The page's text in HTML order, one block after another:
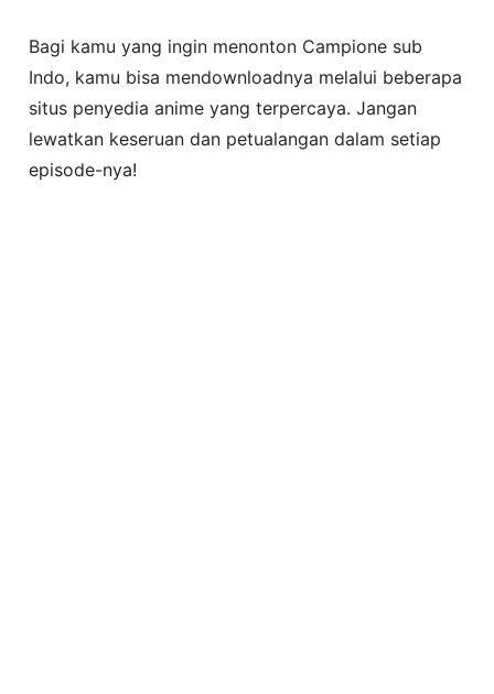
Bagi kamu yang ingin menonton Campione sub
Indo, kamu bisa mendownloadnya melalui beberapa
situs penyedia anime yang terpercaya. Jangan
lewatkan keseruan dan petualangan dalam setiap
episode-nya!